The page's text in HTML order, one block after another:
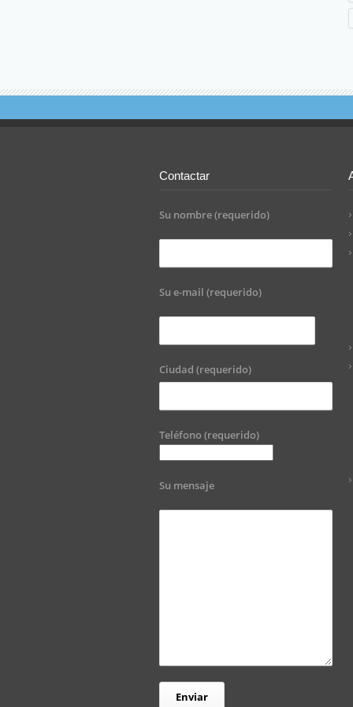
Contactar
Su nombre (requerido)
Su e-mail (requerido)
Ciudad (requerido)
Teléfono (requerido)
Su mensaje